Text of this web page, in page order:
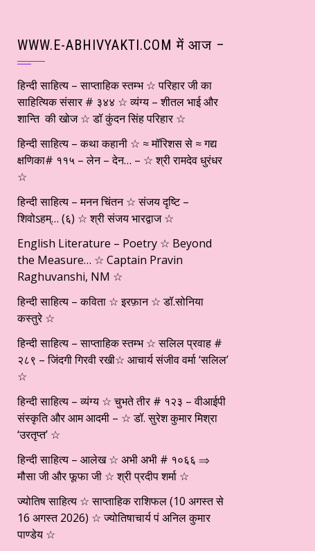
WWW.E-ABHIVYAKTI.COM में आज –
हिन्दी साहित्य – साप्ताहिक स्तम्भ ☆ परिहार जी का
साहित्यिक संसार # ३४४ ☆ व्यंग्य – शीतल भाई और
शान्ति की खोज ☆ डॉ कुंदन सिंह परिहार ☆
हिन्दी साहित्य – कथा कहानी ☆ ≈ मॉरिशस से ≈ गद्य
क्षणिका# ११५ – लेन – देन… – ☆ श्री रामदेव धुरंधर
☆
हिन्दी साहित्य – मनन चिंतन ☆ संजय दृष्टि –
शिवोऽहम्… (६) ☆ श्री संजय भारद्वाज ☆
English Literature – Poetry ☆ Beyond
the Measure… ☆ Captain Pravin
Raghuvanshi, NM ☆
हिन्दी साहित्य – कविता ☆ इरफ़ान ☆ डॉ.सोनिया
कस्तुरे ☆
हिन्दी साहित्य – साप्ताहिक स्तम्भ ☆ सलिल प्रवाह #
२८९ – जिंदगी गिरवी रखी☆ आचार्य संजीव वर्मा ‘सलिल’
☆
हिन्दी साहित्य – व्यंग्य ☆ चुभते तीर # १२३ – वीआईपी
संस्कृति और आम आदमी – ☆ डॉ. सुरेश कुमार मिश्रा
‘उरतृप्त’ ☆
हिन्दी साहित्य – आलेख ☆ अभी अभी # १०६६ ⇒
मौसा जी और फूफा जी ☆ श्री प्रदीप शर्मा ☆
ज्योतिष साहित्य ☆ साप्ताहिक राशिफल (10 अगस्त से
16 अगस्त 2026) ☆ ज्योतिषाचार्य पं अनिल कुमार
पाण्डेय ☆